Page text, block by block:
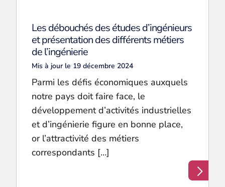
Les débouchés des études d’ingénieurs
et présentation des différents métiers
de l’ingénierie
Mis à jour le 19 décembre 2024
Parmi les défis économiques auxquels
notre pays doit faire face, le
développement d’activités industrielles
et d’ingénierie figure en bonne place,
or l’attractivité des métiers
correspondants […]